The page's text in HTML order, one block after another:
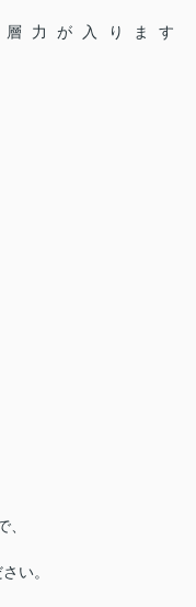
力が入ります
い。